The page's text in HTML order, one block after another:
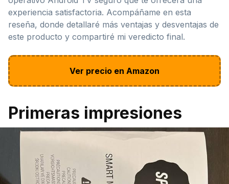
experiencia satisfactoria. Acompáñame en esta
reseña, donde detallaré más ventajas y desventajas de
este producto y compartiré mi veredicto final.
Ver precio en Amazon
Primeras impresiones